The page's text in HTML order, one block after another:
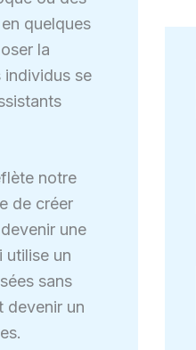
quelques
la
individus se
notre
de créer
une
utilise un
sans
devenir un